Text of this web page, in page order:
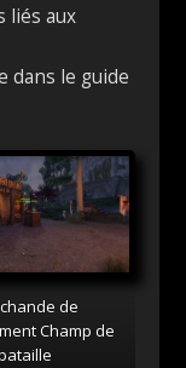
liés aux
dans le guide
de
Champ de